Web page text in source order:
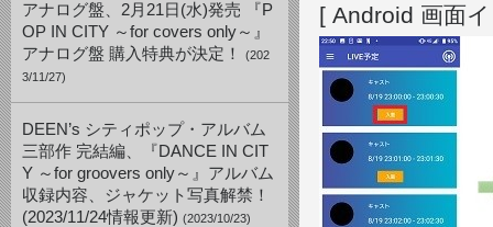
アナログ盤、2月21日(水)発売 『P
OP IN CITY ～for covers only～』
アナログ盤 購入特典が決定！
(202
3/11/27)
DEEN’s シティポップ・アルバム
三部作 完結編、『DANCE IN CIT
Y ～for groovers only～』アルバム
収録内容、ジャケット写真解禁！
(2023/11/24情報更新) (2023/10/23)
[ Android 画面